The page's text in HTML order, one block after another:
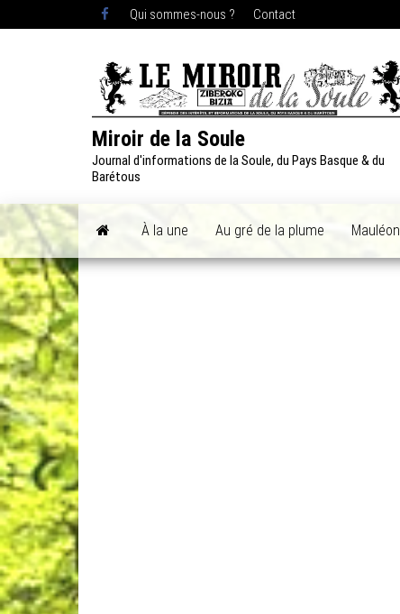
Qui sommes-nous ? Contact
Miroir de la Soule
Journal d'informations de la Soule, du Pays Basque & du
Barétous
À la une Au gré de la plume Mauléon